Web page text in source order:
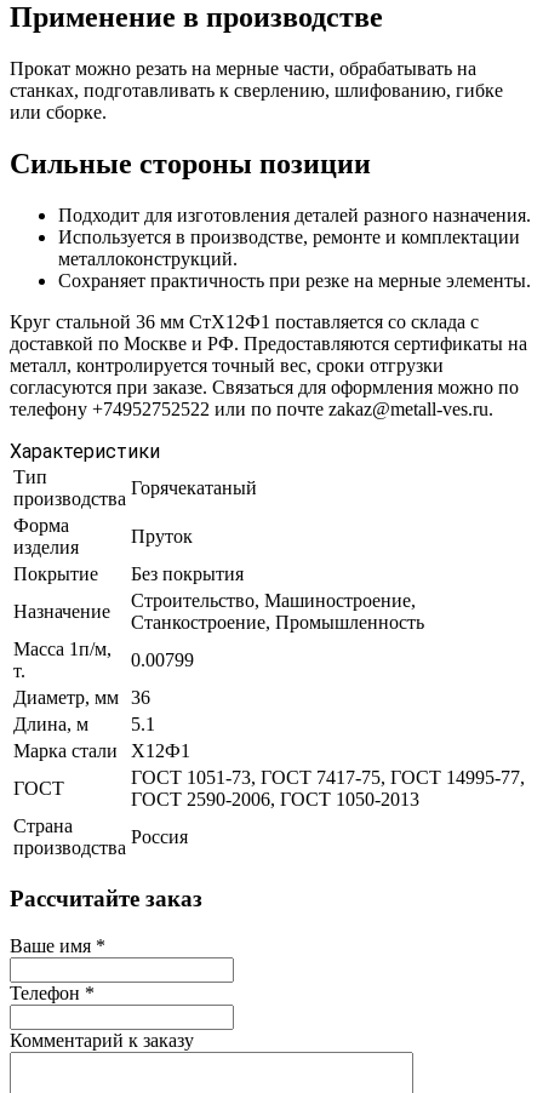
Применение в производстве
Прокат можно резать на мерные части, обрабатывать на
станках, подготавливать к сверлению, шлифованию, гибке
или сборке.
Сильные стороны позиции
Подходит для изготовления деталей разного назначения.
Используется в производстве, ремонте и комплектации
металлоконструкций.
Сохраняет практичность при резке на мерные элементы.
Круг стальной 36 мм СтХ12Ф1 поставляется со склада с
доставкой по Москве и РФ. Предоставляются сертификаты на
металл, контролируется точный вес, сроки отгрузки
согласуются при заказе. Связаться для оформления можно по
телефону +74952752522 или по почте zakaz@metall-ves.ru.
Характеристики
Тип
производства
Горячекатаный
Форма
изделия
Пруток
Покрытие
Без покрытия
Назначение
Строительство, Машиностроение,
Станкостроение, Промышленность
Масса 1п/м,
т.
0.00799
Диаметр, мм 36
Длина, м
5.1
Марка стали
Х12Ф1
ГОСТ
ГОСТ 1051-73, ГОСТ 7417-75, ГОСТ 14995-77,
ГОСТ 2590-2006, ГОСТ 1050-2013
Страна
производства
Россия
Рассчитайте заказ
Ваше имя *
Телефон *
Комментарий к заказу